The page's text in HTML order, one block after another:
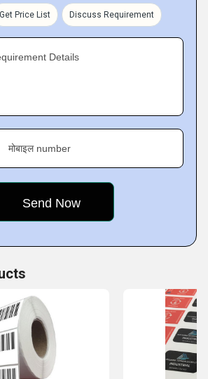
adhesive strength that can be
Some of the unique features of
Get Price List Discuss Requirement
Details
मोबाइल number